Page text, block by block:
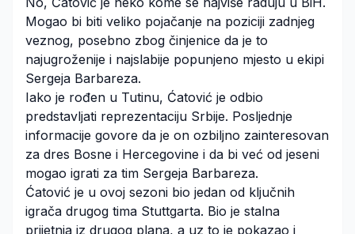
Mogao bi biti veliko pojačanje na poziciji zadnjeg
veznog, posebno zbog činjenice da je to
najugroženije i najslabije popunjeno mjesto u ekipi
Sergeja Barbareza.
Iako je rođen u Tutinu, Ćatović je odbio
predstavljati reprezentaciju Srbije. Posljednje
informacije govore da je on ozbiljno zainteresovan
za dres Bosne i Hercegovine i da bi već od jeseni
mogao igrati za tim Sergeja Barbareza.
Ćatović je u ovoj sezoni bio jedan od ključnih
igrača drugog tima Stuttgarta. Bio je stalna
prijetnja iz drugog plana, a uz to je pokazao i